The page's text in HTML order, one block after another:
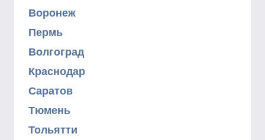
Воронеж
Пермь
Волгоград
Краснодар
Саратов
Тюмень
Тольятти